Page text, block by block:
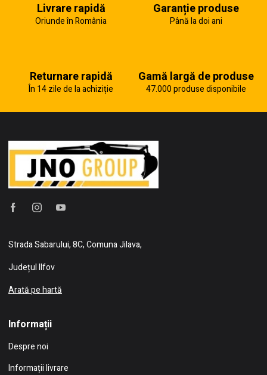
Livrare rapidă
Oriunde în România
Garanție produse
Până la doi ani
Returnare rapidă
În 14 zile de la achiziție
Gamă largă de produse
47.000 produse disponibile
Strada Sabarului, 8C, Comuna Jilava,
Județul Ilfov
Arată pe hartă
Informații
Despre noi
Informații livrare